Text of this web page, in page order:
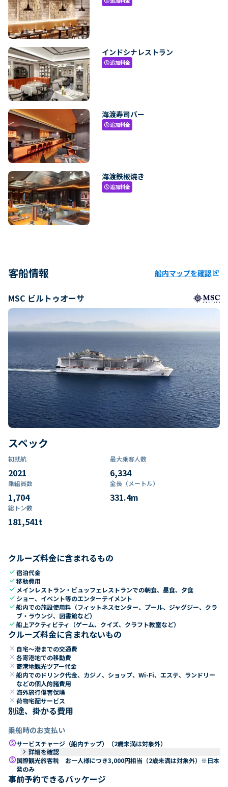
インドシナレストラン
paid追加料金
海渡寿司バー
paid追加料金
海渡鉄板焼き
paid追加料金
客船情報 船内マップを確認ungroup
MSC ビルトゥオーサ
スペック
初就航
2021
最大乗客人数
6,334
乗組員数​
1,704
全長（メートル）
331.4m
総トン数​
181,541t
クルーズ料金に含まれるもの
check宿泊代金
check移動費用
check メインレストラン・ビュッフェレストランでの朝食、昼食、夕食
check ショー、イベント等のエンターテイメント
check船内での施設使用料（フィットネスセンター、プール、ジャグジー、クラ
ブ・ラウンジ、図書館など）
check船上アクティビティ（ゲーム、クイズ、クラフト教室など）
クルーズ料金に含まれないもの
close 自宅～港までの交通費
close 各寄港地での移動費
close 寄港地観光ツアー代金
close 船内でのドリンク代金、カジノ、ショップ、Wi-Fi、エステ、ランドリー
などの個人的諸費用
close 海外旅行傷害保険
close 荷物宅配サービス
別途、掛かる費用
乗船時のお支払い
paidサービスチャージ（船内チップ）（2歳未満は対象外）
keyboard_arrow_right 詳細を確認
paid国際観光旅客税 お一人様につき3,000円相当（2歳未満は対象外）※日本
発のみ
事前予約できるパッケージ